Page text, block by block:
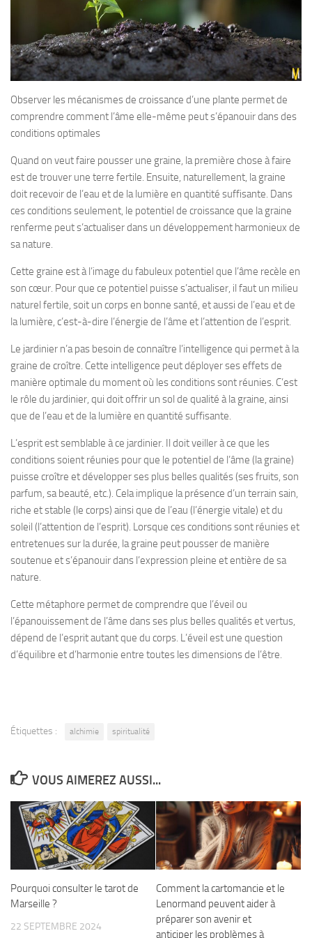
Observer les mécanismes de croissance d’une plante permet de
comprendre comment l’âme elle-même peut s’épanouir dans des
conditions optimales
Quand on veut faire pousser une graine, la première chose à faire
est de trouver une terre fertile. Ensuite, naturellement, la graine
doit recevoir de l’eau et de la lumière en quantité suffisante. Dans
ces conditions seulement, le potentiel de croissance que la graine
renferme peut s’actualiser dans un développement harmonieux de
sa nature.
Cette graine est à l’image du fabuleux potentiel que l’âme recèle en
son cœur. Pour que ce potentiel puisse s’actualiser, il faut un milieu
naturel fertile, soit un corps en bonne santé, et aussi de l’eau et de
la lumière, c’est-à-dire l’énergie de l’âme et l’attention de l’esprit.
Le jardinier n’a pas besoin de connaître l’intelligence qui permet à la
graine de croître. Cette intelligence peut déployer ses effets de
manière optimale du moment où les conditions sont réunies. C’est
le rôle du jardinier, qui doit offrir un sol de qualité à la graine, ainsi
que de l’eau et de la lumière en quantité suffisante.
L’esprit est semblable à ce jardinier. Il doit veiller à ce que les
conditions soient réunies pour que le potentiel de l’âme (la graine)
puisse croître et développer ses plus belles qualités (ses fruits, son
parfum, sa beauté, etc.). Cela implique la présence d’un terrain sain,
riche et stable (le corps) ainsi que de l’eau (l’énergie vitale) et du
soleil (l’attention de l’esprit). Lorsque ces conditions sont réunies et
entretenues sur la durée, la graine peut pousser de manière
soutenue et s’épanouir dans l’expression pleine et entière de sa
nature.
Cette métaphore permet de comprendre que l’éveil ou
l’épanouissement de l’âme dans ses plus belles qualités et vertus,
dépend de l’esprit autant que du corps. L’éveil est une question
d’équilibre et d’harmonie entre toutes les dimensions de l’être.
Étiquettes : alchimie spiritualité
VOUS AIMEREZ AUSSI...
Pourquoi consulter le tarot de
Marseille ?
22 SEPTEMBRE 2024
Comment la cartomancie et le
Lenormand peuvent aider à
préparer son avenir et
anticiper les problèmes à